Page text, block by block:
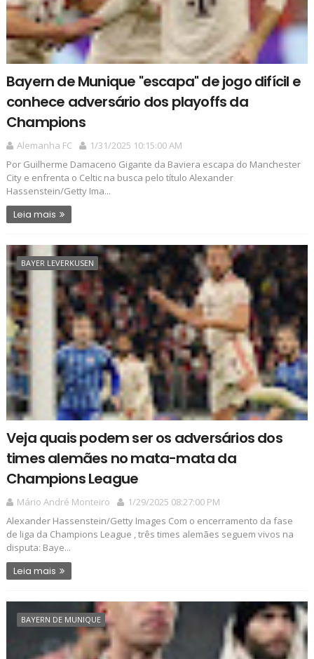
Bayern de Munique "escapa" de jogo difícil e
conhece adversário dos playoffs da
Champions
Alemanha FC
1/31/2025 10:15:00 AM
Por Guilherme Damaceno Gigante da Baviera escapa do Manchester
City e enfrenta o Celtic na busca pelo título Alexander
Hassenstein/Getty Ima...
Leia mais
BAYER LEVERKUSEN
Veja quais podem ser os adversários dos
times alemães no mata-mata da
Champions League
Mário André Monteiro
1/29/2025 08:27:00 PM
Alexander Hassenstein/Getty Images Com o encerramento da fase
de liga da Champions League , três times alemães seguem vivos na
disputa: Baye...
Leia mais
BAYERN DE MUNIQUE